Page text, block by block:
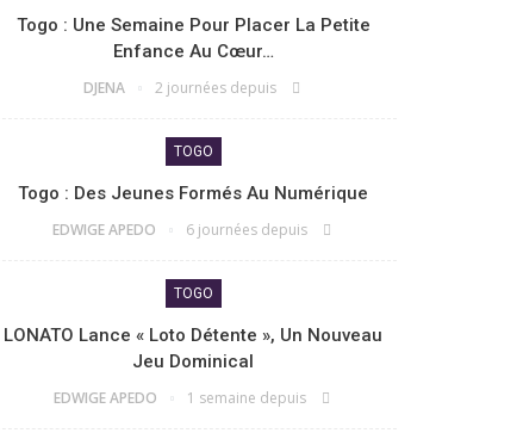
Togo : Une Semaine Pour Placer La Petite
Enfance Au Cœur…
DJENA 2 journées depuis
TOGO
Togo : Des Jeunes Formés Au Numérique
EDWIGE APEDO 6 journées depuis
TOGO
LONATO Lance « Loto Détente », Un Nouveau
Jeu Dominical
EDWIGE APEDO 1 semaine depuis